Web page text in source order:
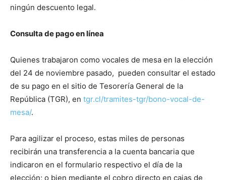
ningún descuento legal.
Consulta de pago en línea
Quienes trabajaron como vocales de mesa en la elección
del 24 de noviembre pasado, pueden consultar el estado
de su pago en el sitio de Tesorería General de la
República (TGR), en tgr.cl/tramites-tgr/bono-vocal-de-
mesa/.
Para agilizar el proceso, estas miles de personas
recibirán una transferencia a la cuenta bancaria que
indicaron en el formulario respectivo el día de la
elección; o bien mediante el cobro directo en cajas de